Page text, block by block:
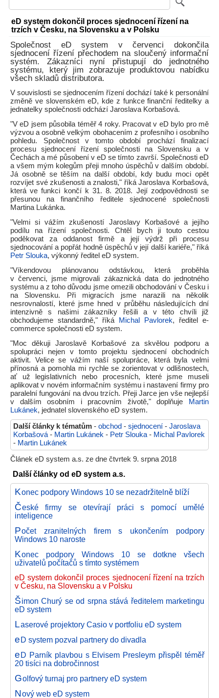
eD system dokončil proces sjednocení řízení na
trzích v Česku, na Slovensku a v Polsku
Společnost eD system v červenci dokončila
sjednocení řízení přechodem na sloučený informační
systém. Zákazníci nyní přistupují do jednotného
systému, který jim zobrazuje produktovou nabídku
všech skladů distributora.
V souvislosti se sjednocením řízení dochází také k personální
změně ve slovenském eD, kde z funkce finanční ředitelky a
jednatelky společnosti odchází Jaroslava Korbašová.
"V eD jsem působila téměř 4 roky. Pracovat v eD bylo pro mě
výzvou a osobně velkým obohacením z profesního i osobního
pohledu. Společnost v tomto období prochází finalizací
procesu sjednocení řízení společnosti na Slovensku a v
Čechách a mé působení v eD se tímto završí. Společnosti eD
a všem mým kolegům přeji mnoho úspěchů v dalším období.
Já osobně se těším na další období, kdy budu moci opět
rozvíjet své zkušenosti a znalosti," říká Jaroslava Korbašová,
která ve funkci končí k 31. 8. 2018. Její zodpovědnosti se
přesunou na finančního ředitele sjednocené společnosti
Martina Lukánka.
"Velmi si vážím zkušeností Jaroslavy Korbašové a jejího
podílu na řízení společnosti. Chtěl bych ji touto cestou
poděkovat za oddanost firmě a její výdrž při procesu
sjednocování a popřát hodně úspěchů v její další kariéře," říká
Petr Slouka, výkonný ředitel eD system.
"Víkendovou plánovanou odstávkou, která proběhla
v červenci, jsme migrovali zákaznická data do jednotného
systému a z toho důvodu jsme omezili obchodování v Česku i
na Slovensku. Při migracích jsme narazili na několik
nesrovnalostí, které jsme hned v průběhu následujících dní
intenzivně s našimi zákazníky řešili a v této chvíli již
obchodujeme standardně," říká
Michal Pavlorek, ředitel e-
commerce společnosti eD system.
"Moc děkuji Jaroslavě Korbašové za skvělou podporu a
spolupráci nejen v tomto projektu sjednocení obchodních
aktivit. Velice se vážím naší spolupráce, která byla velmi
přínosná a pomohla mi rychle se zorientovat v odlišnostech,
ať už legislativních nebo procesních, které jsme museli
aplikovat v novém informačním systému i nastavení firmy pro
paralelní fungování na dvou trzích. Přeji Jarce jen vše nejlepší
v dalším osobním i pracovním životě," doplňuje
Martin
Lukánek, jednatel slovenského eD system.
Další články k tématům - obchod - sjednocení - Jaroslava
Korbašová - Martin Lukánek - Petr Slouka - Michal Pavlorek
- Martin Lukánek
Článek eD system a.s. ze dne čtvrtek 9. srpna 2018
Další články od eD system a.s.
Konec podpory Windows 10 se nezadržitelně blíží
České firmy se otevírají práci s pomocí umělé
inteligence
Počet zranitelných firem s ukončením podpory
Windows 10 naroste
Konec podpory Windows 10 se dotkne všech
uživatelů počítačů s tímto systémem
eD system dokončil proces sjednocení řízení na trzích
v Česku, na Slovensku a v Polsku
Šimon Churý se od srpna stává ředitelem marketingu
eD system
Laserové projektory Casio v portfoliu eD system
eD system pozval partnery do divadla
eD Parník plavbou s Elvisem Presleym přispěl téměř
20 tisíci na dobročinnost
Golfový turnaj pro partnery eD system
Nový web eD system